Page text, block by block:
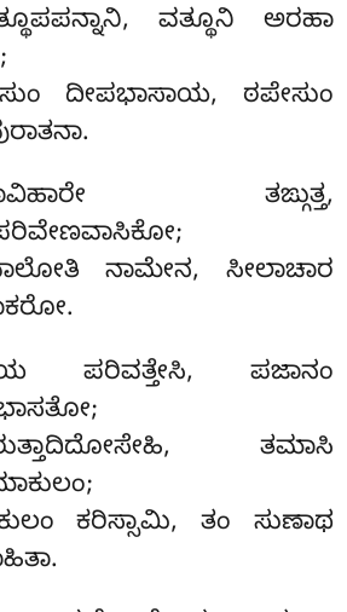
ವತ್ಥೂನಿ ಅರಹಾ
ದೀಪಭಾಸಾಯ, ಠಪೇಸುಂ
ತಙ್ಗುತ್ತ,
ನಾಮೇನ, ಸೀಲಾಚಾರ
ಪರಿವತ್ತೇಸಿ, ಪಜಾನಂ
ತಮಾಸಿ
ಕರಿಸ್ಸಾಮಿ, ತಂ ಸುಣಾಥ